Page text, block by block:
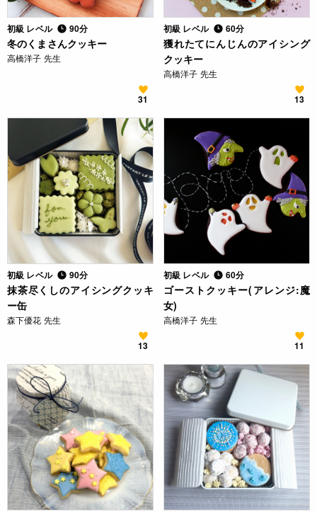
初級 レベル 90分
冬のくまさんクッキー
高橋洋子 先生
31
初級 レベル 60分
獲れたてにんじんのアイシング
クッキー
高橋洋子 先生
13
初級 レベル 90分
抹茶尽くしのアイシングクッキ
ー缶
森下優花 先生
13
初級 レベル 60分
ゴーストクッキー(アレンジ:魔
女)
高橋洋子 先生
11